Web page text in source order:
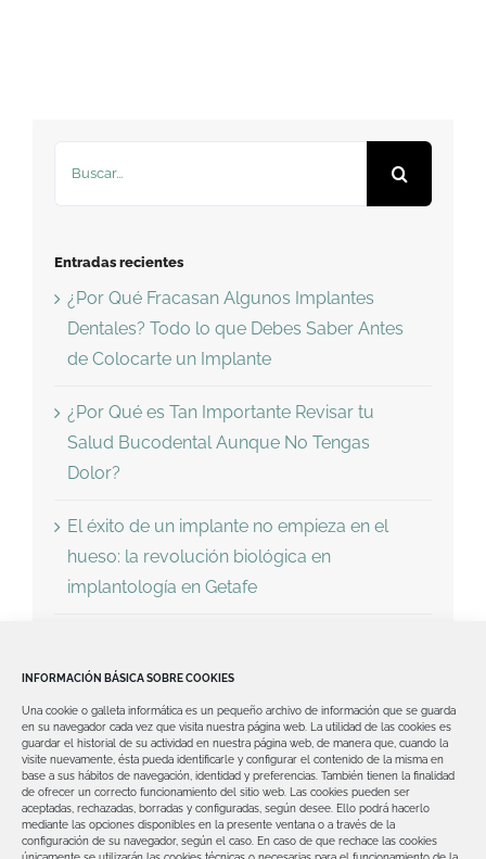
INFORMACIÓN BÁSICA SOBRE COOKIES
Una cookie o galleta informática es un pequeño archivo de información que se guarda
en su navegador cada vez que visita nuestra página web.
La utilidad de las cookies es
guardar el historial de su actividad en nuestra página web, de manera que, cuando la
visite nuevamente, ésta pueda identificarle y configurar el contenido de la misma en
base a sus hábitos de navegación, identidad y preferencias. También tienen la finalidad
de ofrecer un correcto funcionamiento del sitio web.
Las cookies pueden ser
aceptadas, rechazadas, borradas y configuradas, según desee. Ello podrá hacerlo
mediante las opciones disponibles en la presente ventana o a través de la
configuración de su navegador, según el caso. En caso de que rechace las cookies
Entradas recientes
¿Por Qué Fracasan Algunos Implantes
Dentales? Todo lo que Debes Saber Antes
de Colocarte un Implante
¿Por Qué es Tan Importante Revisar tu
Salud Bucodental Aunque No Tengas
Dolor?
El éxito de un implante no empieza en el
hueso: la revolución biológica en
implantología en Getafe
avanzada para recuperar tu sonrisa
¿Te dijeron que no tienes hueso para
implantes? Implantología avanzada en
Getafe con soluciones reales